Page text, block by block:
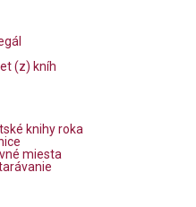
(z) kníh
knihy roka
miesta